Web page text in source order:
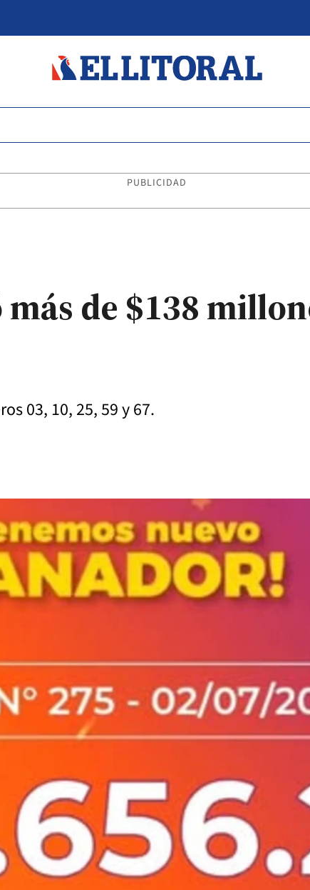
PUBLICIDAD
de $138
03, 10, 25, 59 y 67.